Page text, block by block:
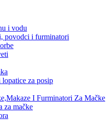
i vodu
povodci i furminatori
za posip
I Furminatori Za Mačke
za mačke